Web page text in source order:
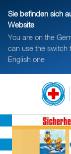
Sie befinden sich
Website
You are on the
can use the switch
English one